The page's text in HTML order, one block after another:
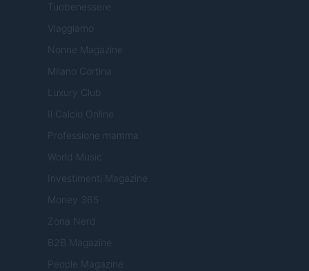
Tuobenessere
Viaggiamo
Nonne Magazine
Milano Cortina
Luxury Club
Il Calcio Online
Professione mamma
World Music
Investimenti Magazine
Money 365
Zona Nerd
B2B Magazine
People Magazine